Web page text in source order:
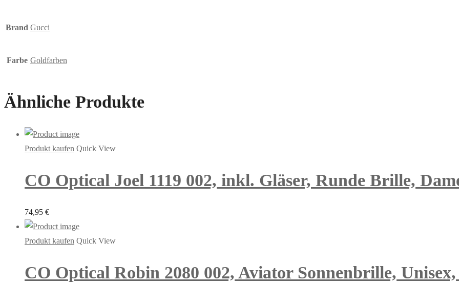
Brand Gucci
Farbe Goldfarben
Ähnliche Produkte
Produkt kaufen Quick View
CO Optical Joel 1119 002, inkl. Gläser, Runde Brille,
74,95 €
Produkt kaufen Quick View
CO Optical Robin 2080 002, Aviator Sonnenbrille,